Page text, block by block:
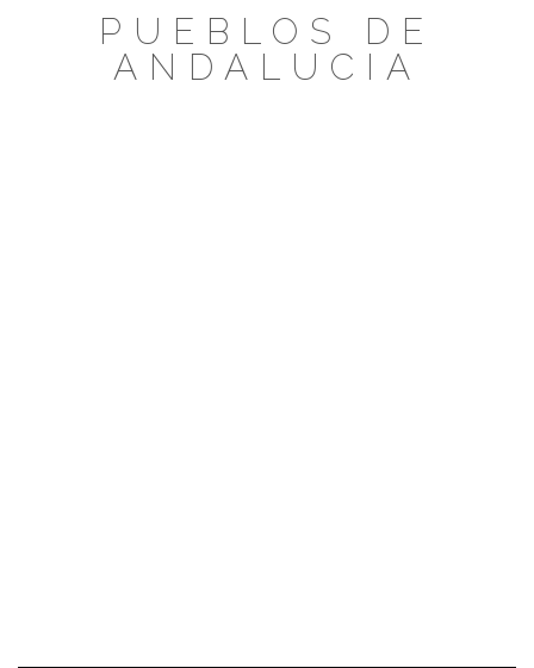
PUEBLOS DE
ANDALUCIA